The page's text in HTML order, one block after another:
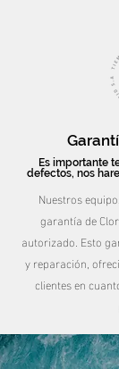
Es importante
defectos, nos
Nuestros
garantía de
autorizado. Esto
y reparación,
clientes en